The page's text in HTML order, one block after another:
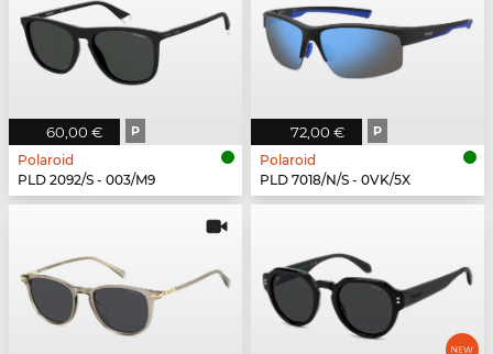
60,00 € P
Polaroid
PLD 2092/S - 003/M9
72,00 € P
Polaroid
PLD 7018/N/S - 0VK/5X